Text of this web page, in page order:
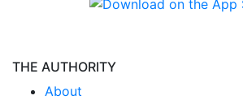
THE AUTHORITY
About